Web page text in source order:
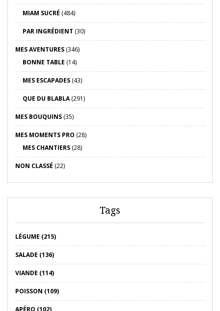
MIAM SUCRÉ (484)
PAR INGRÉDIENT (30)
MES AVENTURES (346)
BONNE TABLE (14)
MES ESCAPADES (43)
QUE DU BLABLA(291)
MES BOUQUINS (35)
MES MOMENTS PRO (28)
MES CHANTIERS (28)
NON CLASSÉ (22)
Tags
LÉGUME (215)
SALADE (136)
VIANDE (114)
POISSON (109)